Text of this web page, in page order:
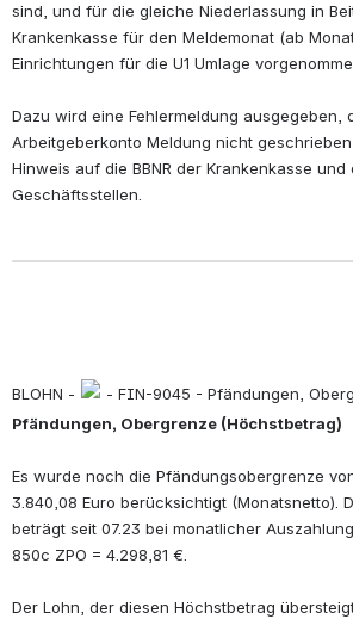
sind, und für die gleiche Niederlassung in
Krankenkasse für den Meldemonat (ab
Einrichtungen für die U1 Umlage
Dazu wird eine Fehlermeldung ausgegeben,
Arbeitgeberkonto Meldung nicht
Hinweis auf die BBNR der Krankenkasse und
Geschäftsstellen.
BLOHN -
- FIN-9045 - Pfändungen,
Pfändungen, Obergrenze (Höchstbetrag)
Es wurde noch die Pfändungsobergrenze
3.840,08 Euro berücksichtigt (Monatsnetto).
beträgt seit 07.23 bei monatlicher
850c ZPO = 4.298,81 €.
Der Lohn, der diesen Höchstbetrag